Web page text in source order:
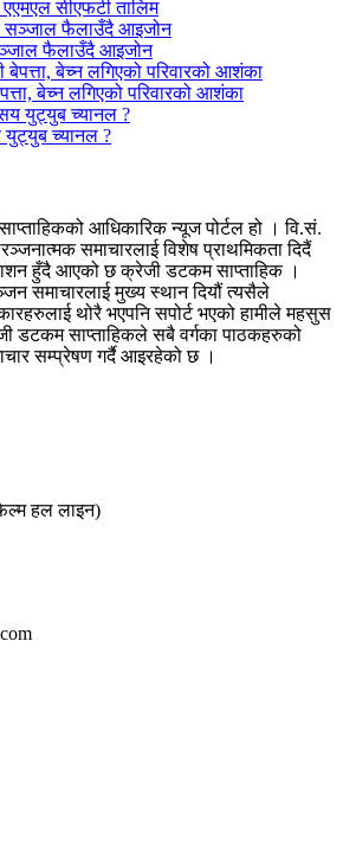
सीएफटी तालिम
फैलाउँदै आइजोन
बेच्न लगिएको परिवारको आशंका
च्यानल ?
आधिकारिक न्यूज पोर्टल हो । वि.सं.
समाचारलाई विशेष प्राथमिकता दिदैं
हुँदै आएको छ क्रेजी डटकम साप्ताहिक ।
समाचारलाई मुख्य स्थान दियौं त्यसैले
थोरै भएपनि सपोर्ट भएको हामीले महसुस
डटकम साप्ताहिकले सबै वर्गका पाठकहरुको
सम्प्रेषण गर्दै आइरहेको छ ।
हल लाइन)